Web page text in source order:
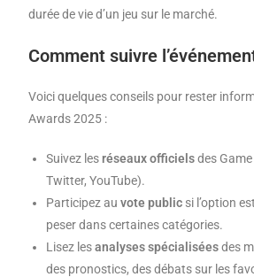
durée de vie d’un jeu sur le marché.
Comment suivre
Voici quelques conseils pour rester
Awards 2025 :
Suivez lesréseaux officielsdes
Twitter, YouTube).
Participez auvote public si l’option
peser dans certaines catégories.
Lisez lesanalyses spécialiséesdes
des pronostics, des débats sur les